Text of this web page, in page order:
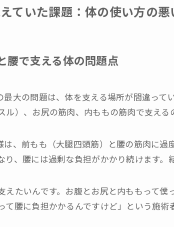
ていた課題：体の使い方の悪
腰で支える体の問題点
最大の問題は、体を支える場所が間違っ
ル）、お尻の筋肉、内ももの筋肉で支える
は、前もも（大腿四頭筋）と腰の筋肉に
り、腰には過剰な負担がかかり続けます
えたいんです。お腹とお尻と内ももって
て腰に負担かかるんですけど」という施